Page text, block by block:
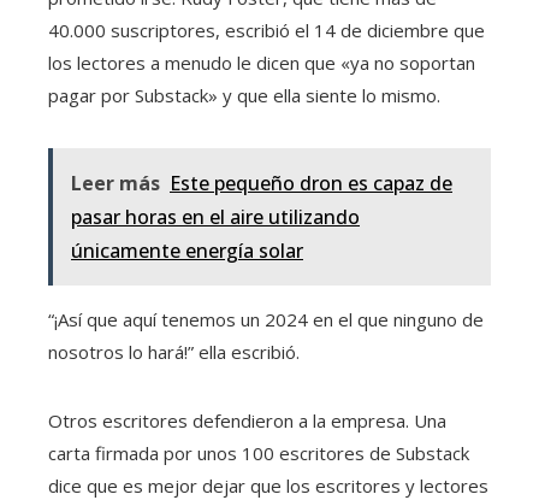
40.000 suscriptores, escribió el 14 de diciembre que
los lectores a menudo le dicen que «ya no soportan
pagar por Substack» y que ella siente lo mismo.
Leer más Este pequeño dron es capaz de
pasar horas en el aire utilizando
únicamente energía solar
“¡Así que aquí tenemos un 2024 en el que ninguno de
nosotros lo hará!” ella escribió.
Otros escritores defendieron a la empresa. Una
carta firmada por unos 100 escritores de Substack
dice que es mejor dejar que los escritores y lectores